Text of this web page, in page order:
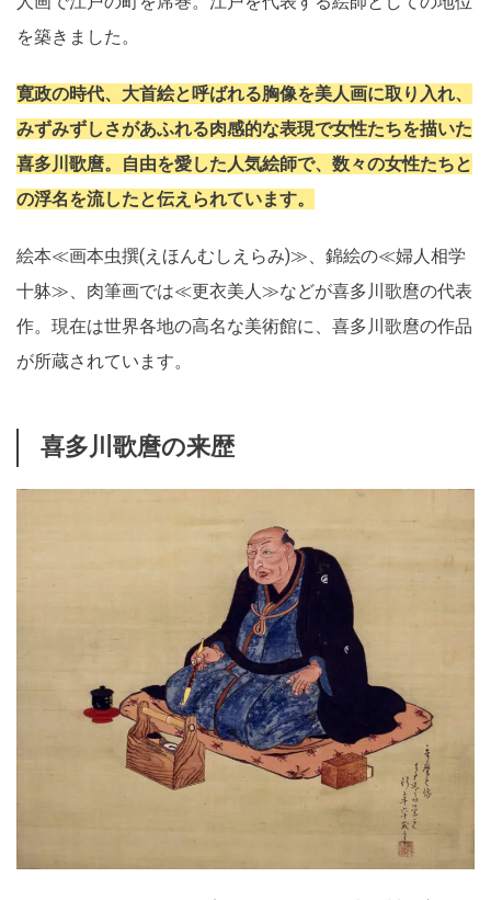
を築きました。
寛政の時代、大首絵と呼ばれる胸像を美人画に取り入れ、
みずみずしさがあふれる肉感的な表現で女性たちを描いた
喜多川歌麿。自由を愛した人気絵師で、数々の女性たちと
の浮名を流したと伝えられています。
絵本≪画本虫撰(えほんむしえらみ)≫、錦絵の≪婦人相学
十躰≫、肉筆画では≪更衣美人≫などが喜多川歌麿の代表
作。現在は世界各地の高名な美術館に、喜多川歌麿の作品
が所蔵されています。
喜多川歌麿の来歴